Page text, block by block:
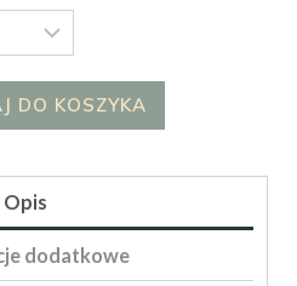
DO KOSZYKA
Opis
dodatkowe